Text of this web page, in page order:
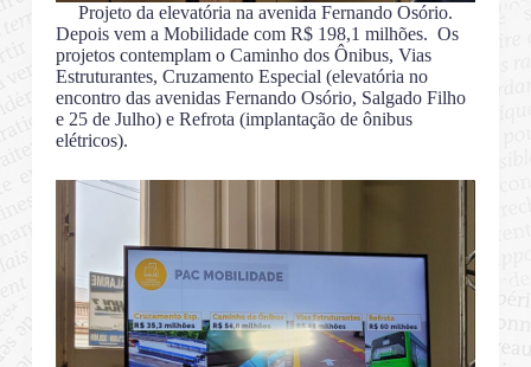
Projeto da elevatória na avenida Fernando Osório.
Depois vem a Mobilidade com R$ 198,1 milhões. Os
projetos contemplam o Caminho dos Ônibus, Vias
Estruturantes, Cruzamento Especial (elevatória no
encontro das avenidas Fernando Osório, Salgado Filho
e 25 de Julho) e Refrota (implantação de ônibus
elétricos).